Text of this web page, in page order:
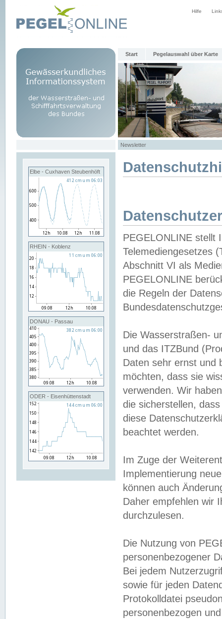
Hilfe
Start Pegelauswahl über Karte
Newsletter
Elbe - Cuxhaven Steubenhöft
RHEIN - Koblenz
DONAU - Passau
ODER - Eisenhüttenstadt
PEGELONLINE stellt
Telemediengesetzes
Abschnitt VI als
PEGELONLINE
die Regeln der
Die Wasserstraßen-
und das ITZBund
Daten sehr ernst und
möchten, dass sie
verwenden. Wir
die sicherstellen,
diese
beachtet werden.
Im Zuge der
Implementierung
können auch
Daher empfehlen wir
durchzulesen.
Die Nutzung von
personenbezogener
Bei jedem
sowie für jeden
Protokolldatei
personenbezogen